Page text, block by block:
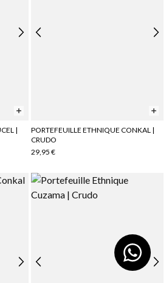
|
PORTEFEUILLE ETHNIQUE CONKAL |
CRUDO
29,95 €